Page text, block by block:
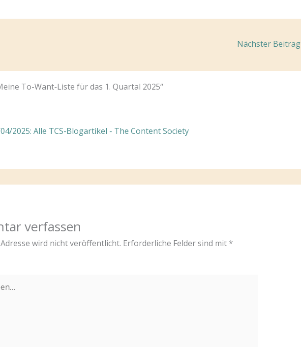
Nächster Beitrag
To-Want-Liste für das 1. Quartal 2025“
2025: Alle TCS-Blogartikel - The Content Society
verfassen
wird nicht veröffentlicht. Erforderliche Felder sind mit *